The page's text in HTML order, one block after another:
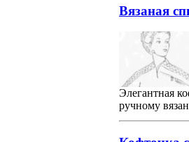
Вязаная
Элегантная
ручному